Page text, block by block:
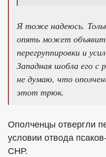
Я тоже надеюсь.
опять может
перегруппировки и
Западная шобла его
не думаю, что
этот трюк.
Ополченцы отвергли
условии отвода
СНР.